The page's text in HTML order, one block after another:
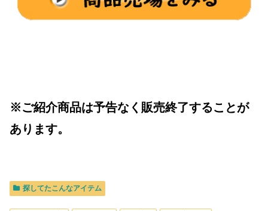
※ご紹介商品は予告なく販売終了することが
あります。
探してたこんなアイテム